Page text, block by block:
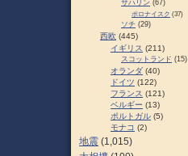
サハリン (67)
ポロナイスク (37)
ソチ (29)
西欧 (445)
イギリス (211)
スコットランド (15)
オランダ (40)
ドイツ (122)
フランス (121)
ベルギー (13)
ポルトガル (5)
モナコ (2)
地震 (1,015)